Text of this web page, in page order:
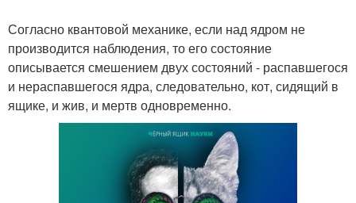
Согласно квантовой механике, если над ядром не
производится наблюдения, то его состояние
описывается смешением двух состояний - распавшегося
и нераспавшегося ядра, следовательно, кот, сидящий в
ящике, и жив, и мертв одновременно.